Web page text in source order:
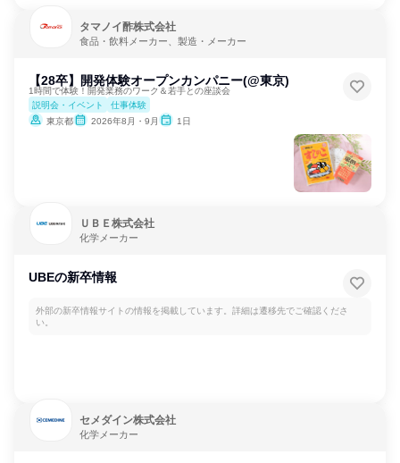
タマノイ酢株式会社
食品・飲料メーカー、製造・メーカー
【28卒】開発体験オープンカンパニー(@東京)
1時間で体験！開発業務のワーク＆若手との座談会
説明会・イベント
仕事体験
東京都
2026年8月・9月 1日
ＵＢＥ株式会社
化学メーカー
UBEの新卒情報
外部の新卒情報サイトの情報を掲載しています。詳細は遷移先でご確認くださ
い。
セメダイン株式会社
化学メーカー